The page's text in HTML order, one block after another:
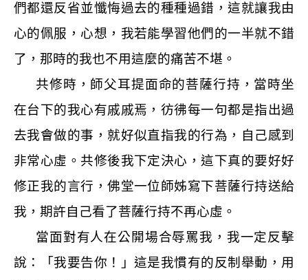
們都還反省並懺悔過去的種種過錯，這就讓我由
心的佩服，心想，我若能學習他們的一半就不錯
了，那時的我也不用這麼的痛苦不堪。
共修時，師父耳提面命的菩薩行持，當時坐
在台下的我心有戚戚焉，彷彿每一句都是指出過
去我會做的事，就好似直指我的行為，自己感到
非常心虛。共修後我下定決心，這下真的要好好
修正我的言行，佛堂一位師姊寫下菩薩行持送給
我，期許自己看了菩薩行持不再心虛。
當面對有人在公開場合辱罵我，我一定反擊
說：「我要告你！」這是我慣有的反制舉動，用